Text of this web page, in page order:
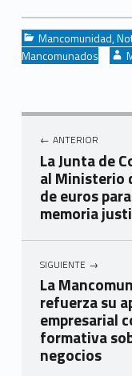
Categorized in:
Mancomunidad,
Mancomunados
ANTERIOR
La Junta de
al Ministerio
de euros
memoria
SIGUIENTE
La
refuerza su
empresarial
formativa
negocios